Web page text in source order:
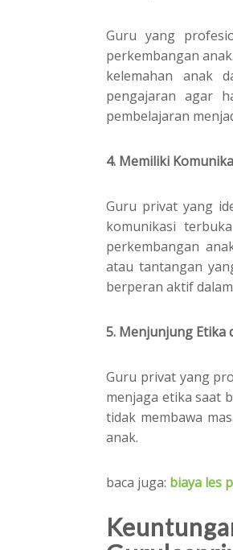
Guru yang
perkembangan
kelemahan anak
pengajaran agar
pembelajaran
4. Memiliki
Guru privat yang
komunikasi
perkembangan
atau tantangan
berperan aktif
5. Menjunjung Etika
Guru privat yang
menjaga etika saat
tidak membawa
anak.
baca juga: biaya les